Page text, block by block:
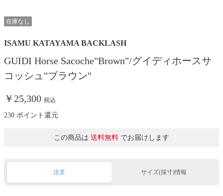
在庫なし
ISAMU KATAYAMA BACKLASH
GUIDI Horse Sacoche"Brown"/グイディホースサ
コッシュ"ブラウン"
￥25,300 税込
230 ポイント還元
この商品は 送料無料 でお届けします
注文 サイズ(採寸)情報